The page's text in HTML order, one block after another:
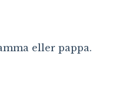
eller pappa.